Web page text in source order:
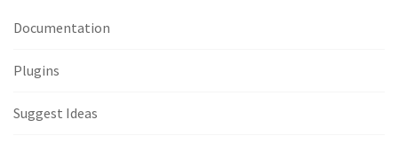
Documentation
Plugins
Suggest Ideas